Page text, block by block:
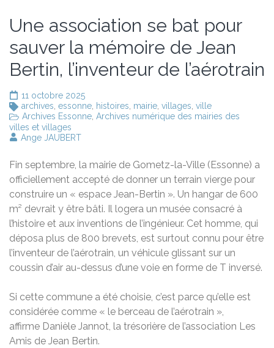
Une association se bat pour
sauver la mémoire de Jean
Bertin, l’inventeur de l’aérotrain
11 octobre 2025
archives essonne histoires mairie villages ville
Archives Essonne Archives numérique des mairies des
villes et villages
Ange JAUBERT
Fin septembre, la mairie de Gometz-la-Ville (Essonne) a
officiellement accepté de donner un terrain vierge pour
construire un « espace Jean-Bertin ». Un hangar de 600
m² devrait y être bâti. Il logera un musée consacré à
l’histoire et aux inventions de l’ingénieur. Cet homme, qui
déposa plus de 800 brevets, est surtout connu pour être
l’inventeur de l’aérotrain, un véhicule glissant sur un
coussin d’air au-dessus d’une voie en forme de T inversé.
Si cette commune a été choisie, c’est parce qu’elle est
considérée comme « le berceau de l’aérotrain »,
affirme Danièle Jannot, la trésorière de l’association Les
Amis de Jean Bertin.